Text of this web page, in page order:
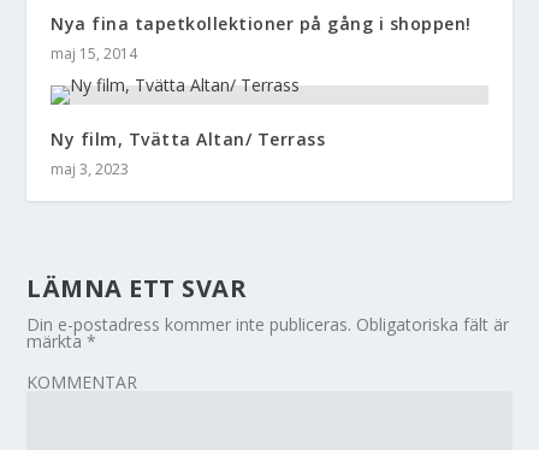
Nya fina tapetkollektioner på gång i shoppen!
maj 15, 2014
Ny film, Tvätta Altan/ Terrass
maj 3, 2023
LÄMNA ETT SVAR
Din e-postadress kommer inte publiceras. Obligatoriska fält är
märkta*
KOMMENTAR